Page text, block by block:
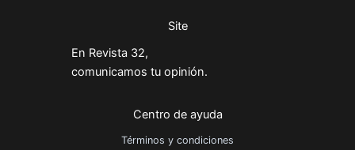
Site
En Revista 32,
comunicamos tu opinión.
Centro de ayuda
Términos y condiciones